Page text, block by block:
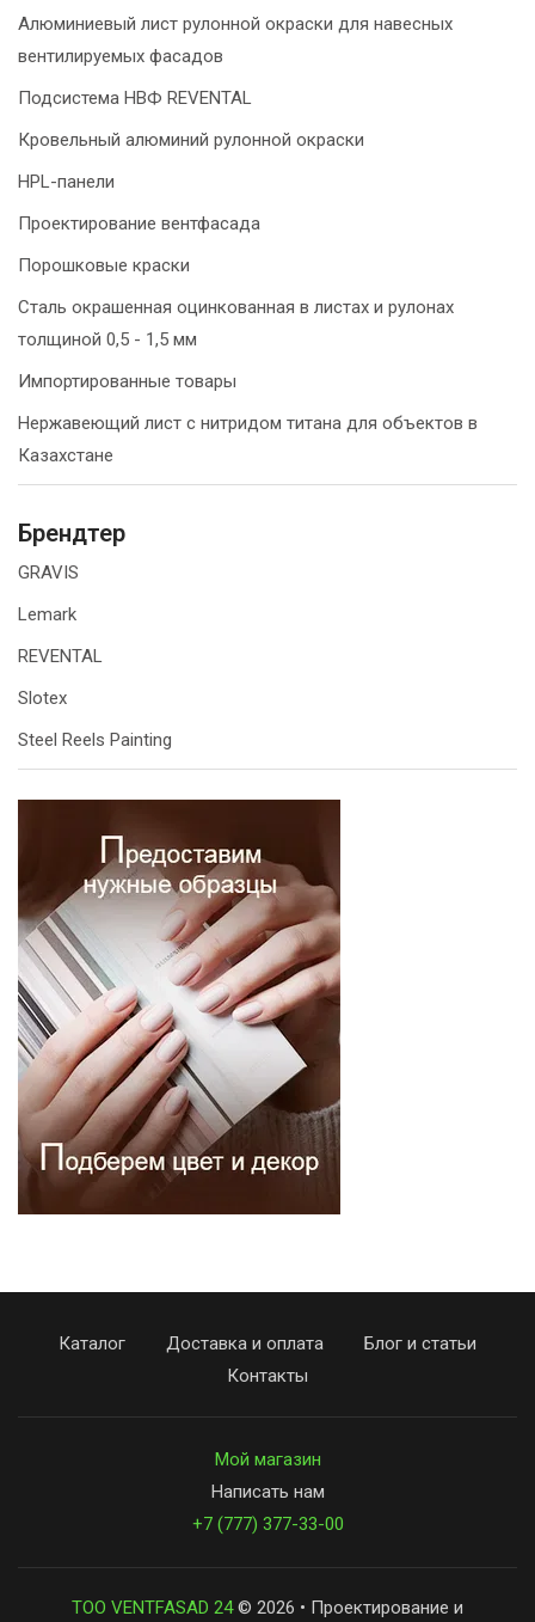
Алюминиевый лист рулонной окраски для навесных
вентилируемых фасадов
Подсистема НВФ REVENTAL
Кровельный алюминий рулонной окраски
HPL-панели
Проектирование вентфасада
Порошковые краски
Сталь окрашенная оцинкованная в листах и рулонах
толщиной 0,5 - 1,5 мм
Импортированные товары
Нержавеющий лист с нитридом титана для объектов в
Казахстане
Брендтер
GRAVIS
Lemark
REVENTAL
Slotex
Steel Reels Painting
Каталог Доставка и оплата
Блог и статьи
Контакты
Мой магазин
Написать нам
+7 (777) 377-33-00
ТОО VENTFASAD 24© 2026 • Проектирование и